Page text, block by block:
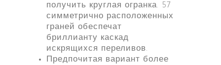
получить круглая огранка. 57
симметрично расположенных
граней обеспечат
бриллианту каскад
искрящихся переливов.
Предпочитая вариант более